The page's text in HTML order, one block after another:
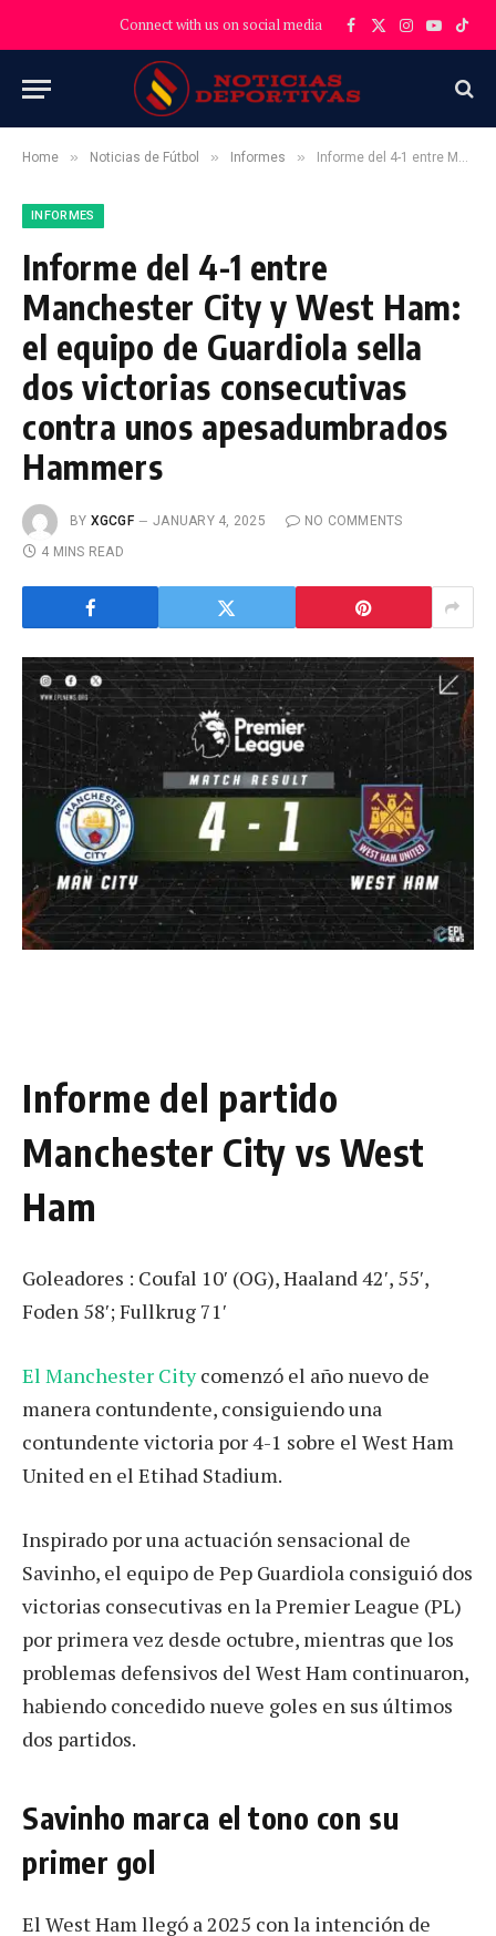
Connect with us on social media Facebook
X
Instagram
YouTube
Home » Noticias de Fútbol » Informes » Informe del 4-1 entre Manchester City y West Ham: el equipo de Guardiola sella dos victorias consecutivas contra unos apesadumbrados Hammers
INFORMES
Informe del 4-1 entre
Manchester City y West Ham:
el equipo de Guardiola sella
dos victorias consecutivas
contra unos apesadumbrados
Hammers
BY XGCGF JANUARY 4, 2025
NO COMMENTS
4 MINS READ
Informe del partido
Manchester City vs West
Ham
Goleadores : Coufal 10′ (OG), Haaland 42′, 55′,
Foden 58′; Fullkrug 71′
El Manchester Citycomenzó el año nuevo de
manera contundente, consiguiendo una
contundente victoria por 4-1 sobre el West Ham
United en el Etihad Stadium.
Inspirado por una actuación sensacional de
Savinho, el equipo de Pep Guardiola consiguió dos
victorias consecutivas en la Premier League (PL)
por primera vez desde octubre, mientras que los
problemas defensivos del West Ham continuaron,
habiendo concedido nueve goles en sus últimos
dos partidos.
Savinho marca el tono con su
primer gol
El West Ham llegó a 2025 con la intención de